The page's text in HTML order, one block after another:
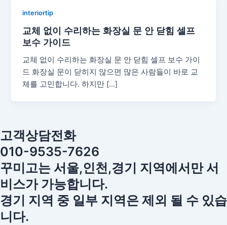
interiortip
교체 없이 수리하는 화장실 문 안 닫힘 셀프
보수 가이드
교체 없이 수리하는 화장실 문 안 닫힘 셀프 보수 가이
드 화장실 문이 닫히지 않으면 많은 사람들이 바로 교
체를 고민합니다. 하지만 […]
고객상담전화
010-9535-7626
꾸미고는 서울,인천,경기 지역에서만 서
비스가 가능합니다.
경기 지역 중 일부 지역은 제외 될 수 있습
니다.